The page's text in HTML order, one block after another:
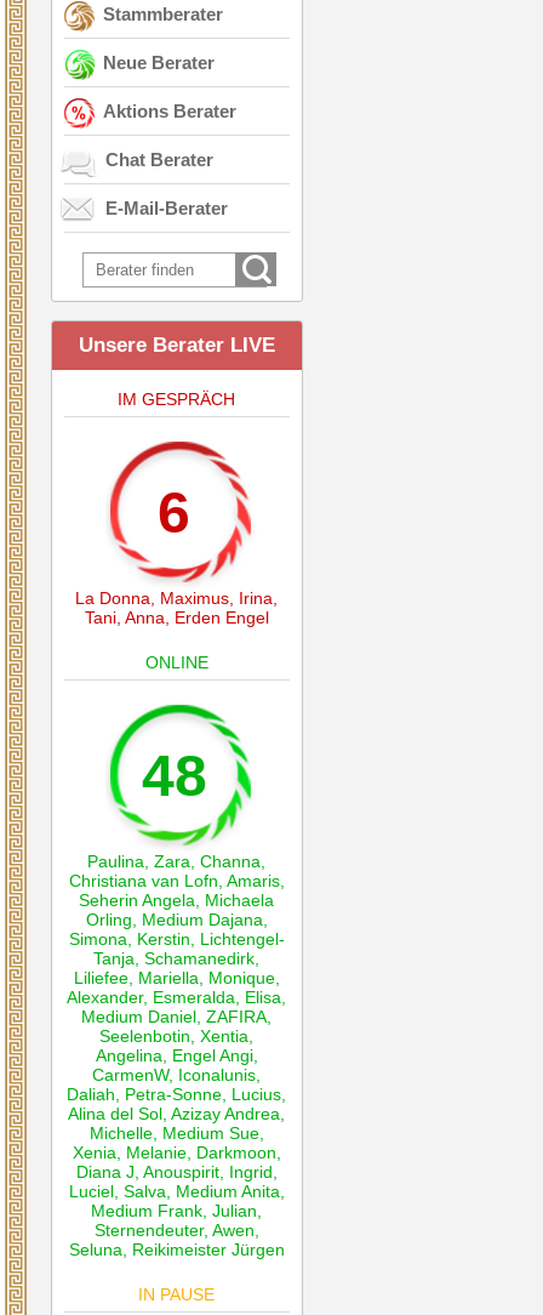
Stammberater
Neue Berater
Aktions Berater
Chat Berater
E-Mail-Berater
Unsere Berater LIVE
IM GESPRÄCH
6
La Donna Maximus Irina
Tani Anna Erden Engel
ONLINE
48
Paulina ,Zara ,Channa
Christiana van Lofn Amaris
Seherin Angela
Michaela
Orling
Medium Dajana
Simona
Kerstin
Lichtengel-
Tanja ,Schamanedirk
Liliefee Mariella Monique
Alexander, Esmeralda Elisa
Medium Daniel ,ZAFIRA
Seelenbotin ,Xentia
Angelina
Engel Angi
CarmenW, Iconalunis
Daliah
Petra-Sonne Lucius
Alina del Sol ,Azizay Andrea
Michelle Medium Sue
Xenia
Melanie Darkmoon
Diana J Anouspirit Ingrid
Luciel Salva Medium Anita
Medium Frank ,Julian
Sternendeuter, Awen
Seluna
Reikimeister Jürgen
IN PAUSE